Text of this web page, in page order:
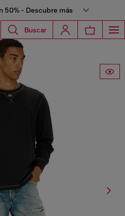
50% - Descubre más
Buscar